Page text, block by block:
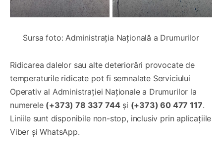
Sursa foto: Administrația Națională a Drumurilor
Ridicarea dalelor sau alte deteriorări provocate de
temperaturile ridicate pot fi semnalate Serviciului
Operativ al Administrației Naționale a Drumurilor la
numerele (+373) 78 337 744 și (+373) 60 477 117.
Liniile sunt disponibile non-stop, inclusiv prin aplicațiile
Viber și WhatsApp.